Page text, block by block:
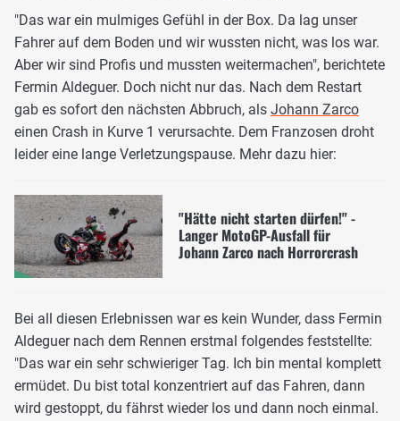
"Das war ein mulmiges Gefühl in der Box. Da lag unser
Fahrer auf dem Boden und wir wussten nicht, was los war.
Aber wir sind Profis und mussten weitermachen", berichtete
Fermin Aldeguer. Doch nicht nur das. Nach dem Restart
gab es sofort den nächsten Abbruch, als Johann Zarco
einen Crash in Kurve 1 verursachte. Dem Franzosen droht
leider eine lange Verletzungspause. Mehr dazu hier:
"Hätte nicht starten dürfen!" -
Langer MotoGP-Ausfall für
Johann Zarco nach Horrorcrash
Bei all diesen Erlebnissen war es kein Wunder, dass Fermin
Aldeguer nach dem Rennen erstmal folgendes feststellte:
"Das war ein sehr schwieriger Tag. Ich bin mental komplett
ermüdet. Du bist total konzentriert auf das Fahren, dann
wird gestoppt, du fährst wieder los und dann noch einmal.